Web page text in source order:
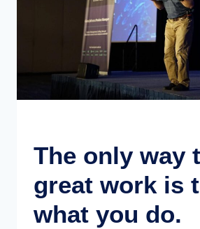
The only way
great work is
what you do.